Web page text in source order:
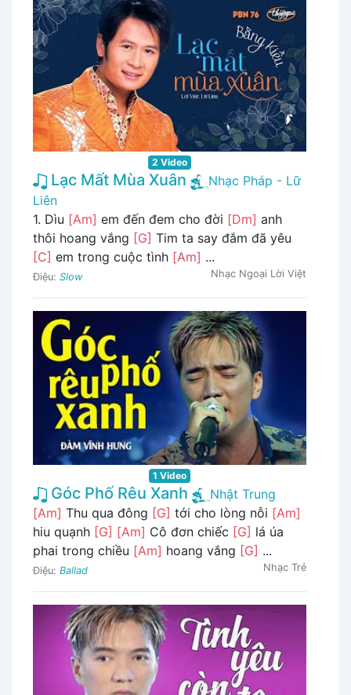
2 Video
Lạc Mất Mùa Xuân
Nhạc Pháp - Lữ
Liên
1. Dìu [Am] em đến đem cho đời [Dm] anh
thôi hoang vắng [G] Tim ta say đắm đã yêu
[C] em trong cuộc tình [Am] ...
Điệu: Slow Nhạc Ngoại Lời Việt
1 Video
Góc Phố Rêu Xanh
Nhật Trung
[Am] Thu qua đông [G] tới cho lòng nỗi [Am]
hiu quạnh [G] [Am] Cô đơn chiếc [G] lá úa
phai trong chiều [Am] hoang vắng [G] ...
Điệu: Ballad Nhạc Trẻ